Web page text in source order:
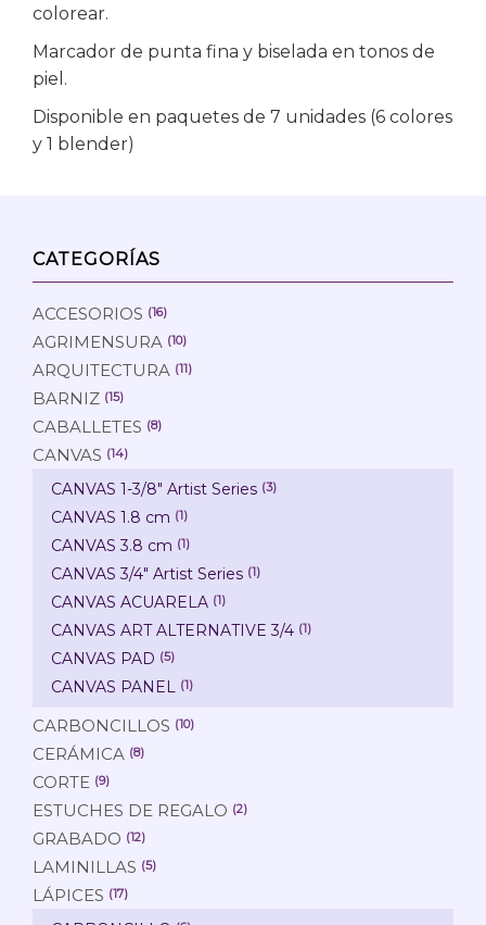
colorear.
Marcador de punta fina y biselada en tonos de
piel.
Disponible en paquetes de 7 unidades (6 colores
y 1 blender)
CATEGORÍAS
ACCESORIOS (16)
AGRIMENSURA (10)
ARQUITECTURA (11)
BARNIZ (15)
CABALLETES (8)
CANVAS (14)
CANVAS 1-3/8" Artist Series (3)
CANVAS 1.8 cm (1)
CANVAS 3.8 cm (1)
CANVAS 3/4" Artist Series (1)
CANVAS ACUARELA (1)
CANVAS ART ALTERNATIVE 3/4 (1)
CANVAS PAD (5)
CANVAS PANEL (1)
CARBONCILLOS (10)
CERÁMICA (8)
CORTE (9)
ESTUCHES DE REGALO (2)
GRABADO (12)
LAMINILLAS (5)
LÁPICES (17)